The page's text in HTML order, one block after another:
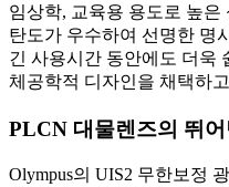
임상학, 교육용 용도로 높은
탄도가 우수하여 선명한 명
긴 사용시간 동안에도 더욱
체공학적 디자인을 채택하
PLCN 대물렌즈의 뛰
Olympus의 UIS2 무한보정